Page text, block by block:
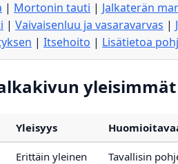
| Mortonin tauti | Jalkaterän
| Vaivaisenluu ja vasaravarvas |
| Itsehoito | Lisätietoa
Yleisyys
Erittäin yleinen Tavallisin